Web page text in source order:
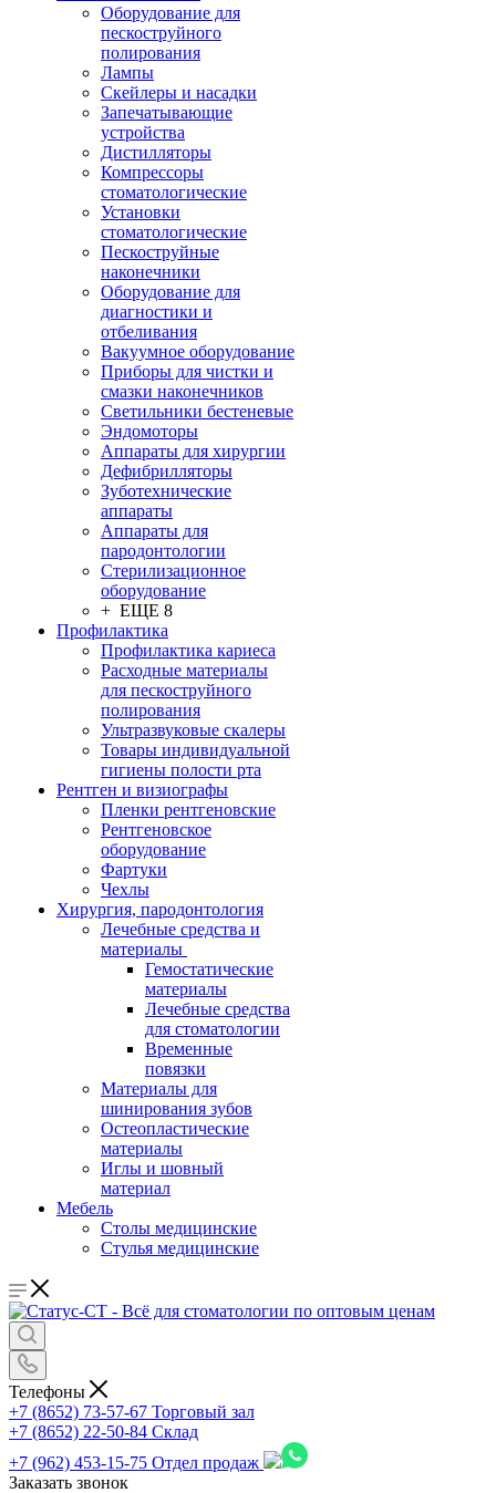
Оборудование для
пескоструйного
полирования
Лампы
Скейлеры и насадки
Запечатывающие
устройства
Дистилляторы
Компрессоры
стоматологические
Установки
стоматологические
Пескоструйные
наконечники
Оборудование для
диагностики и
отбеливания
Вакуумное оборудование
Приборы для чистки и
смазки наконечников
Светильники бестеневые
Эндомоторы
Аппараты для хирургии
Дефибрилляторы
Зуботехнические
аппараты
Аппараты для
пародонтологии
Стерилизационное
оборудование
+ ЕЩЕ 8
Профилактика
Профилактика кариеса
Расходные материалы
для пескоструйного
полирования
Ультразвуковые скалеры
Товары индивидуальной
гигиены полости рта
Рентген и визиографы
Пленки рентгеновские
Рентгеновское
оборудование
Фартуки
Чехлы
Хирургия, пародонтология
Лечебные средства и
материалы
Гемостатические
материалы
Лечебные средства
для стоматологии
Временные
повязки
Материалы для
шинирования зубов
Остеопластические
материалы
Иглы и шовный
материал
Мебель
Столы медицинские
Стулья медицинские
Телефоны
+7 (8652) 73-57-67 Торговый зал
+7 (8652) 22-50-84 Склад
+7 (962) 453-15-75 Отдел продаж
Заказать звонок